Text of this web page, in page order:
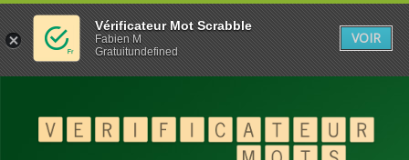
Vérificateur Mot Scrabble
Fabien M
Gratuitundefined
VOIR